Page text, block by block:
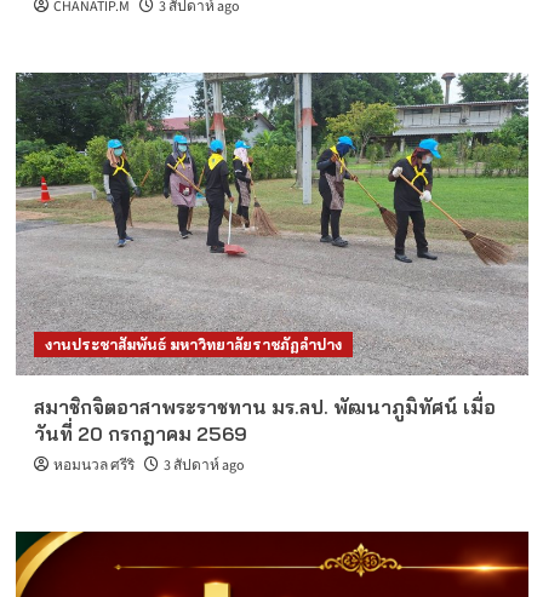
CHANATIP.M 3 สัปดาห์ ago
งานประชาสัมพันธ์ มหาวิทยาลัยราชภัฏลำปาง
สมาชิกจิตอาสาพระราชทาน มร.ลป. พัฒนาภูมิทัศน์ เมื่อ
วันที่ 20 กรกฎาคม 2569
หอมนวล ศรีริ 3 สัปดาห์ ago